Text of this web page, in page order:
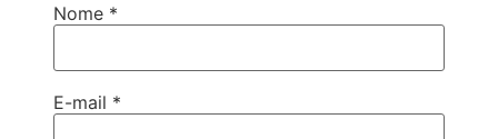
Nome *
E-mail *